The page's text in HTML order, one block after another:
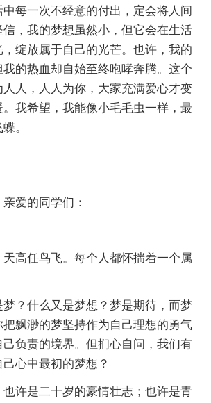
每一次不经意的付出，定会将人间
，我的梦想虽然小，但它会在生活
绽放属于自己的光芒。也许，我的
的热血却自始至终咆哮奔腾。这个
人，人人为你，大家充满爱心才变
我希望，我能像小毛毛虫一样，最
。
爱的同学们：
高任鸟飞。每个人都怀揣着一个属
？什么又是梦想？梦是期待，而梦
飘渺的梦坚持作为自己理想的勇气
负责的境界。但扪心自问，我们有
心中最初的梦想？
许是二十岁的豪情壮志；也许是青